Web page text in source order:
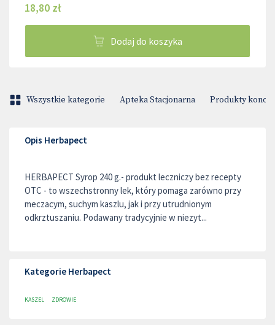
18,80 zł
Dodaj do koszyka
Wszystkie kategorie Apteka Stacjonarna Produkty
Opis Herbapect
HERBAPECT Syrop 240 g.- produkt leczniczy bez recepty
OTC - to wszechstronny lek, który pomaga zarówno przy
meczacym, suchym kaszlu, jak i przy utrudnionym
odkrztuszaniu. Podawany tradycyjnie w niezyt...
Kategorie Herbapect
KASZEL ZDROWIE